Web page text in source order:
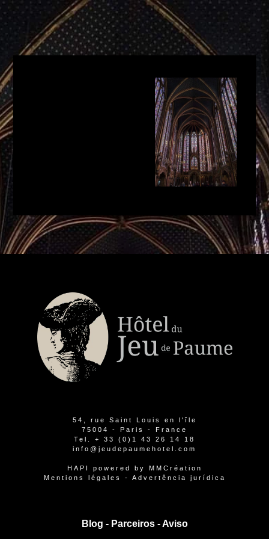
54, rue Saint Louis en l'île
75004 - Paris - France
Tel. + 33 (0)1 43 26 14 18
info@jeudepaumehotel.com
HAPI powered by
MMCréation
Mentions légales
- Advertência jurídica
Blog - Parceiros-Aviso